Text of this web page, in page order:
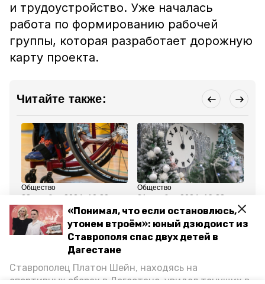
«Понимал, что если остановлюсь,
утонем втроём»: юный дзюдоист из
Ставрополя спас двух детей в
Дагестане
Ставрополец Платон Шейн, находясь на
спортивных сборах в Дегестане, увидел тонущих в
и трудоустройство. Уже началась
работа по формированию рабочей
группы, которая разработает дорожную
карту проекта.
Читайте также:
Общество
23 ноября 2024, 10:30
СКФУ участвует в
подготовке
образовательного
проекта для детей с ОВЗ
на Ставрополье
Общество
21 ноября 2024, 19:32
В губернаторских ёлках
на Ставрополье
поучаствуют 8 тыс.
детей
Все новости